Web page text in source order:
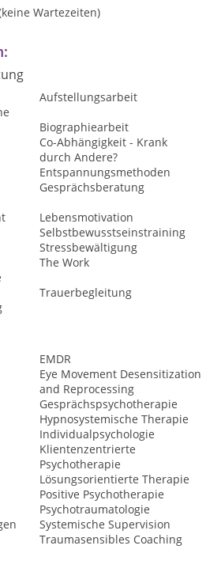
Wartezeiten)
Aufstellungsarbeit
Biographiearbeit
Co-Abhängigkeit - Krank
durch Andere?
Entspannungsmethoden
Gesprächsberatung
Lebensmotivation
Selbstbewusstseinstraining
Stressbewältigung
The Work
Trauerbegleitung
EMDR
Eye Movement Desensitization
and Reprocessing
Gesprächspsychotherapie
Hypnosystemische Therapie
Individualpsychologie
Klientenzentrierte
Psychotherapie
Lösungsorientierte Therapie
Positive Psychotherapie
Psychotraumatologie
Systemische Supervision
Traumasensibles Coaching